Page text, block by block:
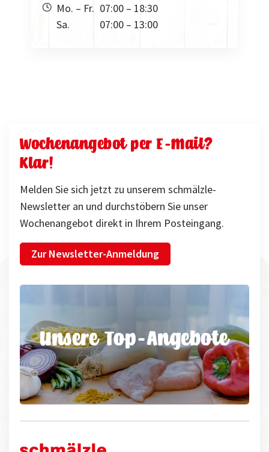
Mo. – Fr. 07:00 – 18:30
Sa.
07:00 – 13:00
Wochenangebot per E-Mail?
Klar!
Melden Sie sich jetzt zu unserem schmälzle-
Newsletter an und durchstöbern Sie unser
Wochenangebot direkt in Ihrem Posteingang.
Zur Newsletter-Anmeldung
Unsere Top-Angebote